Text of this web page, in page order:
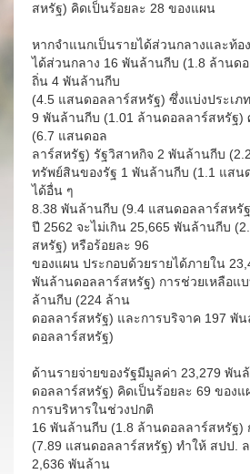
สหรัฐ) คิดเป็นร้อยละ 28 ของแผน
หากจำแนกเป็นรายได้ส่วนกลางและท้อ
ได้ส่วนกลาง 16 พันล้านกีบ (1.8 ล้านด
ถิ่น 4 พันล้านกีบ
(4.5 แสนดอลลาร์สหรัฐ) ซึ่งแบ่งประเภ
9 พันล้านกีบ (1.01 ล้านดอลลาร์สหรัฐ)
(6.7 แสนดอล
ลาร์สหรัฐ) รัฐวิสาหกิจ 2 พันล้านกีบ
ทรัพย์สินของรัฐ 1 พันล้านกีบ (1.1 แสน
ได้อื่น ๆ
8.38 พันล้านกีบ (9.4 แสนดอลลาร์สหรั
ปี 2562 จะไม่เกิน 25,665 พันล้านกีบ
สหรัฐ) หรือร้อยละ 96
ของแผน ประกอบด้วยรายได้ภายใน
พันล้านดอลลาร์สหรัฐ) การช่วยเหลือแ
ล้านกีบ (224 ล้าน
ดอลลาร์สหรัฐ) และการบริจาค 197 พั
ดอลลาร์สหรัฐ)
ด้านรายจ่ายของรัฐมีมูลค่า 23,279 พัน
ดอลลาร์สหรัฐ) คิดเป็นร้อยละ 69 ของแ
การบริหารในช่วงปกติ
16 พันล้านกีบ (1.8 ล้านดอลลาร์สหรัฐ)
(7.89 แสนดอลลาร์สหรัฐ) ทำให้ สปป.
2,636 พันล้าน